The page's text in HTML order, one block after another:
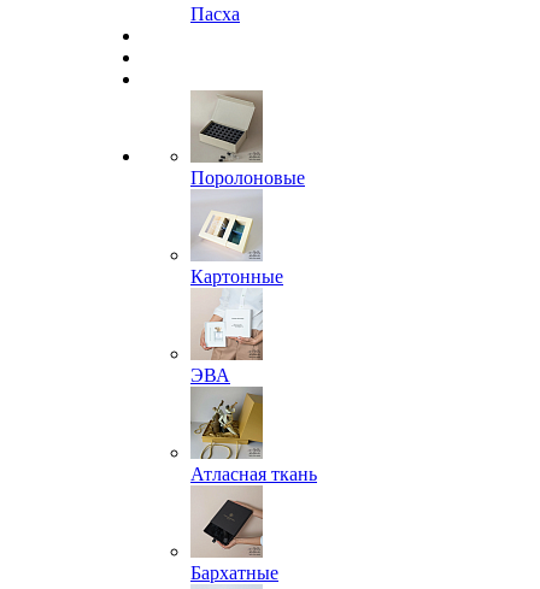
Пасха
Поролоновые
Картонные
ЭВА
Атласная ткань
Бархатные